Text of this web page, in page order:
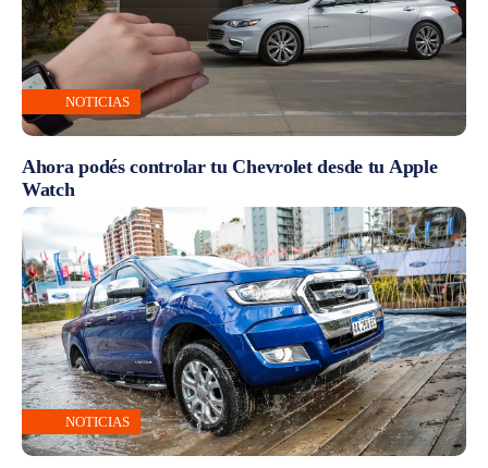
NOTICIAS
Ahora podés controlar tu Chevrolet desde tu Apple
Watch
NOTICIAS